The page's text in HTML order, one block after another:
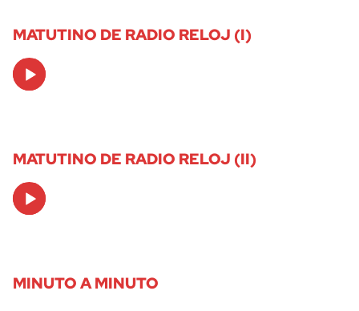
MATUTINO DE RADIO RELOJ (I)
Audio
Player
MATUTINO DE RADIO RELOJ (II)
Audio
Player
MINUTO A MINUTO